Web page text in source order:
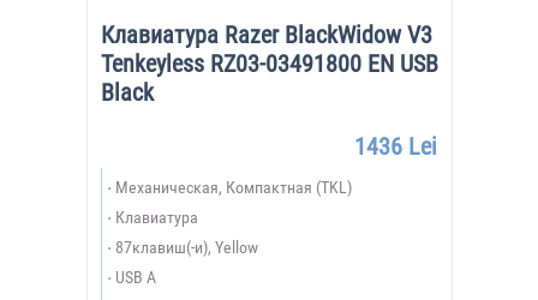
Клавиатура Razer BlackWidow V3
Tenkeyless RZ03-03491800 EN USB
Black
1436 Lei
Механическая, Компактная (TKL)
Клавиатура
87клавиш(-и), Yellow
USB A